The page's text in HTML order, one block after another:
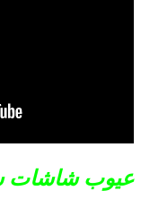
عيوب شاشات